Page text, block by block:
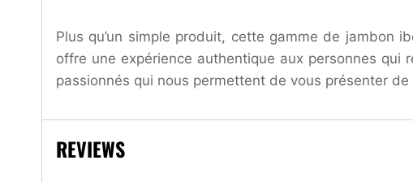
Plus qu’un simple produit, cette gamme de jambon
offre une expérience authentique aux personnes qui
passionnés qui nous permettent de vous présenter de
REVIEWS